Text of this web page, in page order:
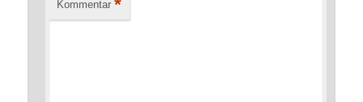
Kommentar *